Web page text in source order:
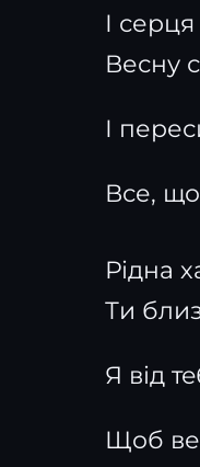
І
Весну
І
Все,
Рідна
Ти
Я від
Щоб